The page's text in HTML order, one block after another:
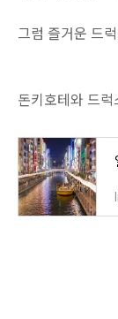
그럼 즐거운 드
돈키호테와 드